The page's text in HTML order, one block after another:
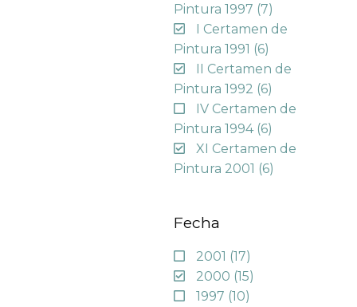
Pintura 1997 (7)
I Certamen de
Pintura 1991 (6)
II Certamen de
Pintura 1992 (6)
IV Certamen de
Pintura 1994 (6)
XI Certamen de
Pintura 2001 (6)
Fecha
2001 (17)
2000 (15)
1997 (10)